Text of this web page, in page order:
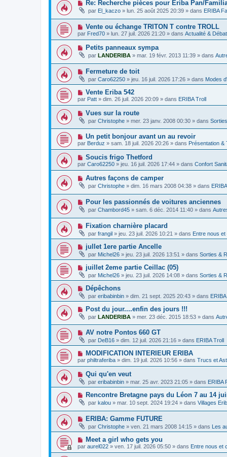
a
g
e
m
e
s
s
a
g
e
e
a
u
m
s
s
g
N
o
u
v
e
a
u
m
e
s
s
a
g
e
Re: Recherche pièces pour Eriba Pan/
par El_kaczo » lun. 25 août 2025 20:39 » dans ERIBA
N
o
u
v
e
a
m
e
s
s
a
g
e
Vente ou échange TRITON T contre TROLL
par Fred70 » lun. 27 juil. 2026 21:20 » dans Actualité &
N
u
v
e
a
u
m
s
s
a
g
e
Petits panneaux sympa
par LANDERIBA » mar. 19 févr. 2013 11:39 » dans
N
u
v
a
u
m
e
s
s
a
g
e
Fermeture de toit
par Caro62250 » jeu. 16 juil. 2026 17:26 » dans Modes
N
o
u
v
a
u
m
e
s
s
a
g
e
Vente Eriba 542
par Patt » dim. 26 juil. 2026 20:09 » dans ERIBA Troll
N
u
v
e
a
u
m
e
s
s
a
g
Vues sur la route
par Christophe » mer. 23 janv. 2008 00:30 » dans
N
o
v
e
a
u
m
e
s
s
g
Un petit bonjour avant un au revoir
par Berduz » sam. 18 juil. 2026 20:26 » dans Présentation &
N
o
e
a
u
m
e
s
s
a
g
e
Soucis frigo Thetford
par Caro62250 » jeu. 16 juil. 2026 17:44 » dans Confort
N
o
u
v
a
u
m
s
s
a
g
e
Autres façons de camper
par Christophe » dim. 16 mars 2008 04:38 » dans
N
u
v
e
a
u
m
e
s
s
a
g
e
Pour les passionnés de voitures anciennes
par Chambord45 » sam. 6 déc. 2014 11:40 » dans
N
u
v
e
a
u
m
e
s
s
a
g
e
Fixation charnière placard
par frangil » jeu. 23 juil. 2026 10:21 » dans Entre nous
N
o
u
v
e
a
u
m
e
s
s
a
g
e
jullet 1ere partie Ancelle
par Michel26 » jeu. 23 juil. 2026 13:51 » dans Sorties &
N
o
u
v
e
a
u
m
e
s
s
a
g
e
juillet 2eme partie Ceillac (05)
par Michel26 » jeu. 23 juil. 2026 14:08 » dans Sorties &
N
u
v
e
a
u
m
e
s
s
g
e
Dépêchons
par eribabinbin » dim. 21 sept. 2025 20:43 » dans
N
u
v
e
a
u
m
e
s
s
a
g
e
Post du jour....enfin des jours !!!
par LANDERIBA » mer. 23 déc. 2015 18:53 » dans
N
u
v
e
a
u
m
e
s
s
a
g
e
AV notre Pontos 660 GT
par DeB16 » dim. 12 juil. 2026 21:16 » dans ERIBA Troll
N
o
e
a
u
m
e
s
s
g
e
MODIFICATION INTERIEUR ERIBA
par philtraferiba » dim. 19 juil. 2026 10:56 » dans Trucs et
N
u
v
e
a
m
e
s
s
g
e
Qui qu'en veut
par eribabinbin » mar. 25 avr. 2023 21:05 » dans ERIBA
N
u
v
a
u
m
e
s
s
Rencontre Bretagne pays du Léon 7 au 14
par kalou » mar. 10 sept. 2024 19:24 » dans Villages
N
u
v
e
a
u
ERIBA: Gamme FUTURE
par Christophe » ven. 21 mars 2008 14:15 » dans Les
N
o
u
Meet a girl who gets you
par aurel022 » ven. 17 juil. 2026 05:50 » dans Entre nous et